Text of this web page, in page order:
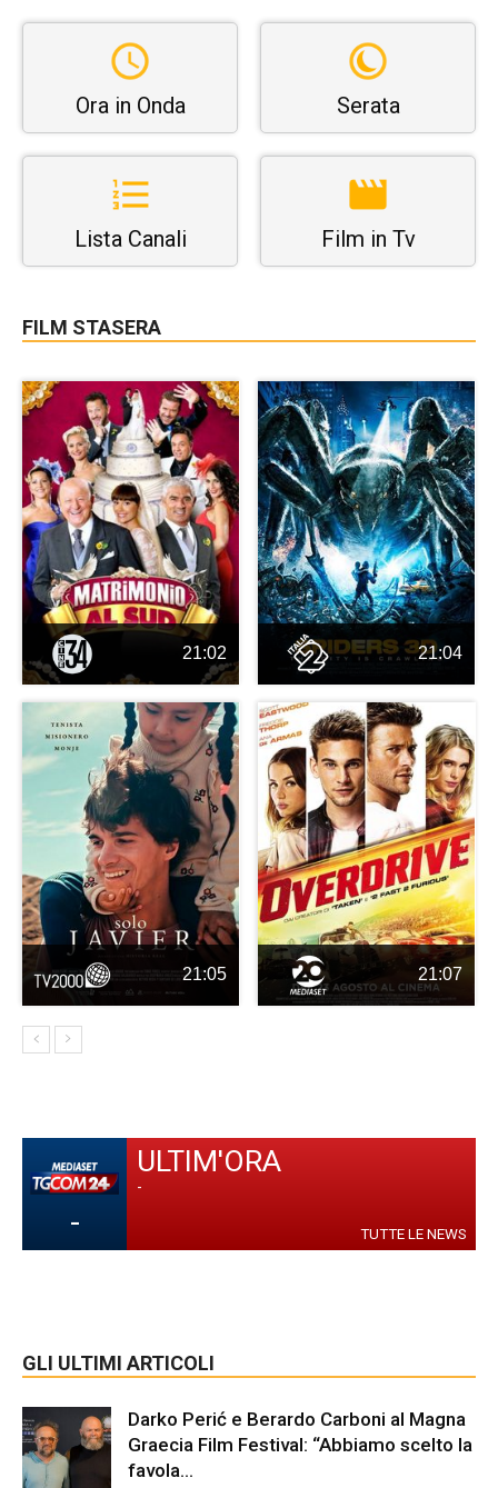
Ora in Onda Serata
Lista Canali Film in Tv
FILM STASERA
21:02 21:04
21:05 21:07
-
ULTIM'ORA
-
TUTTE LE NEWS
GLI ULTIMI ARTICOLI
Darko Perić e Berardo Carboni al Magna
Graecia Film Festival: “Abbiamo scelto la
favola...